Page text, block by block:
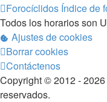
Forocíclidos Índice de
Todos los horarios son
Ajustes de cookies
Borrar cookies
Contáctenos
Copyright © 2012 -
reservados.